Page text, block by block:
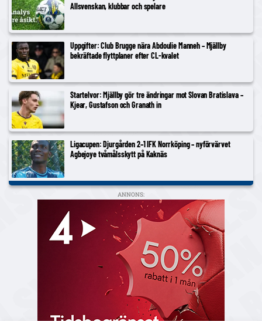
Allsvenskan, klubbar och spelare
Uppgifter: Club Brugge nära Abdoulie Manneh – Mjällby
bekräftade flyttplaner efter CL-kvalet
Startelvor: Mjällby gör tre ändringar mot Slovan Bratislava –
Kjear, Gustafson och Granath in
Ligacupen: Djurgården 2–1 IFK Norrköping – nyförvärvet
Agbejoye tvåmålsskytt på Kaknäs
ANNONS: